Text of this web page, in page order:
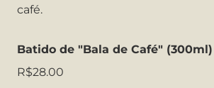
café.
Batido de "Bala de Café" (300ml)
R$28.00